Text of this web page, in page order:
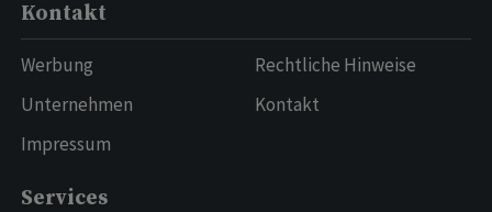
Kontakt
Werbung
Unternehmen
Impressum
Rechtliche Hinweise
Kontakt
Services